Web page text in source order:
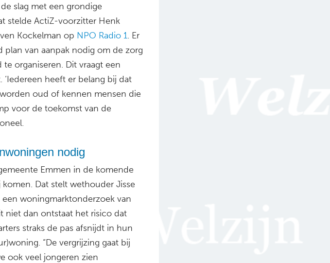
slag met een grondige
stelde ActiZ-voorzitter Henk
Kockelman op NPO Radio 1. Er
plan van aanpak nodig om de zorg
organiseren. Dit vraagt een
heeft er belang bij dat
oud of kennen mensen die
voor de toekomst van de
nodig
Emmen in de komende
Dat stelt wethouder Jisse
een woningmarktonderzoek van
niet dan ontstaat het risico dat
straks de pas afsnijdt in hun
“De vergrijzing gaat bij
ook veel jongeren zien